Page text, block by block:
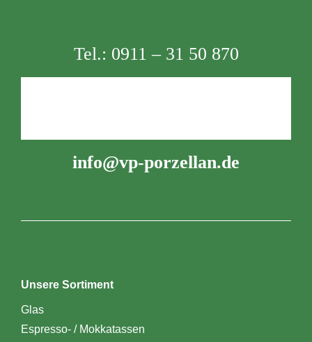
Tel.: 0911 – 31 50 870
info@vp-porzellan.de
Unsere Sortiment
Glas
Espresso- / Mokkatassen